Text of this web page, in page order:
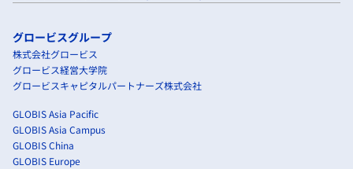
グロービスグループ
株式会社グロービス
グロービス経営大学院
グロービスキャピタルパートナーズ株式会社
GLOBIS Asia Pacific
GLOBIS Asia Campus
GLOBIS China
GLOBIS Europe